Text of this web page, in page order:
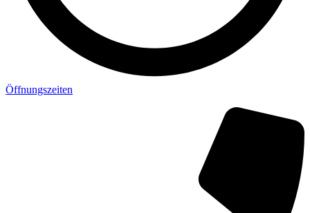
Öffnungszeiten